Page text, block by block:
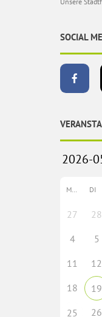
SOCIAL
MO DI
27 28
4
5
11
12
18
19
25
26